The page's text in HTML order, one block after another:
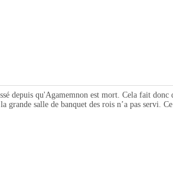
depuis qu'Agamemnon est mort. Cela fait donc
salle de banquet des rois n’a pas servi.